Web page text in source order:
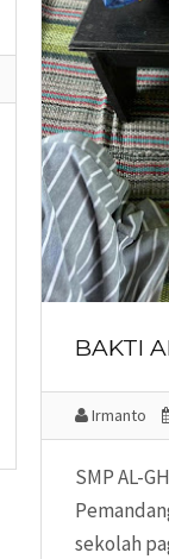
BAKTI
Irmanto
SMP AL-
sekolah